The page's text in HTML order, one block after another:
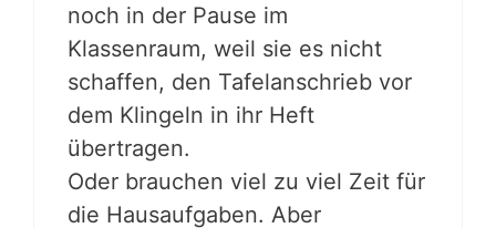
noch in der Pause im
Klassenraum, weil sie es nicht
schaffen, den Tafelanschrieb vor
dem Klingeln in ihr Heft
übertragen.
Oder brauchen viel zu viel Zeit für
die Hausaufgaben. Aber